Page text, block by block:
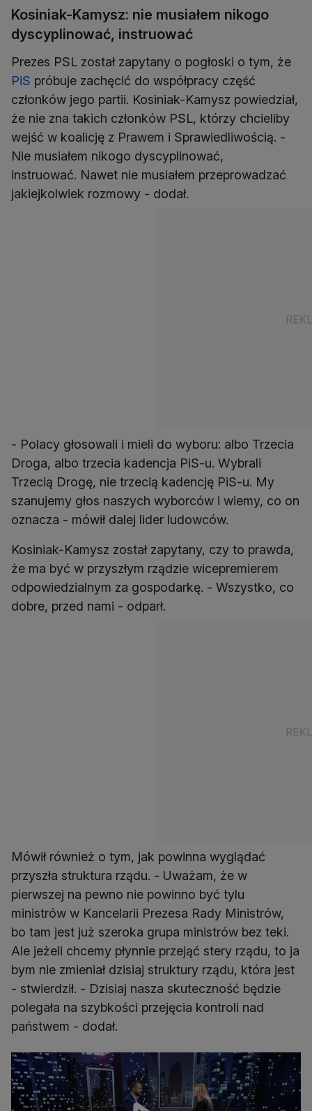
Kosiniak-Kamysz: nie musiałem nikogo
dyscyplinować, instruować
Prezes PSL został zapytany o pogłoski o tym, że
PiS próbuje zachęcić do współpracy część
członków jego partii. Kosiniak-Kamysz powiedział,
że nie zna takich członków PSL, którzy chcieliby
wejść w koalicję z Prawem i Sprawiedliwością. -
Nie musiałem nikogo dyscyplinować,
instruować. Nawet nie musiałem przeprowadzać
jakiejkolwiek rozmowy - dodał.
- Polacy głosowali i mieli do wyboru: albo Trzecia
Droga, albo trzecia kadencja PiS-u. Wybrali
Trzecią Drogę, nie trzecią kadencję PiS-u. My
szanujemy głos naszych wyborców i wiemy, co on
oznacza - mówił dalej lider ludowców.
Kosiniak-Kamysz został zapytany, czy to prawda,
że ma być w przyszłym rządzie wicepremierem
odpowiedzialnym za gospodarkę. - Wszystko, co
dobre, przed nami - odparł.
Mówił również o tym, jak powinna wyglądać
przyszła struktura rządu. - Uważam, że w
pierwszej na pewno nie powinno być tylu
ministrów w Kancelarii Prezesa Rady Ministrów,
bo tam jest już szeroka grupa ministrów bez teki.
Ale jeżeli chcemy płynnie przejąć stery rządu, to ja
bym nie zmieniał dzisiaj struktury rządu, która jest
- stwierdził. - Dzisiaj nasza skuteczność będzie
polegała na szybkości przejęcia kontroli nad
państwem - dodał.